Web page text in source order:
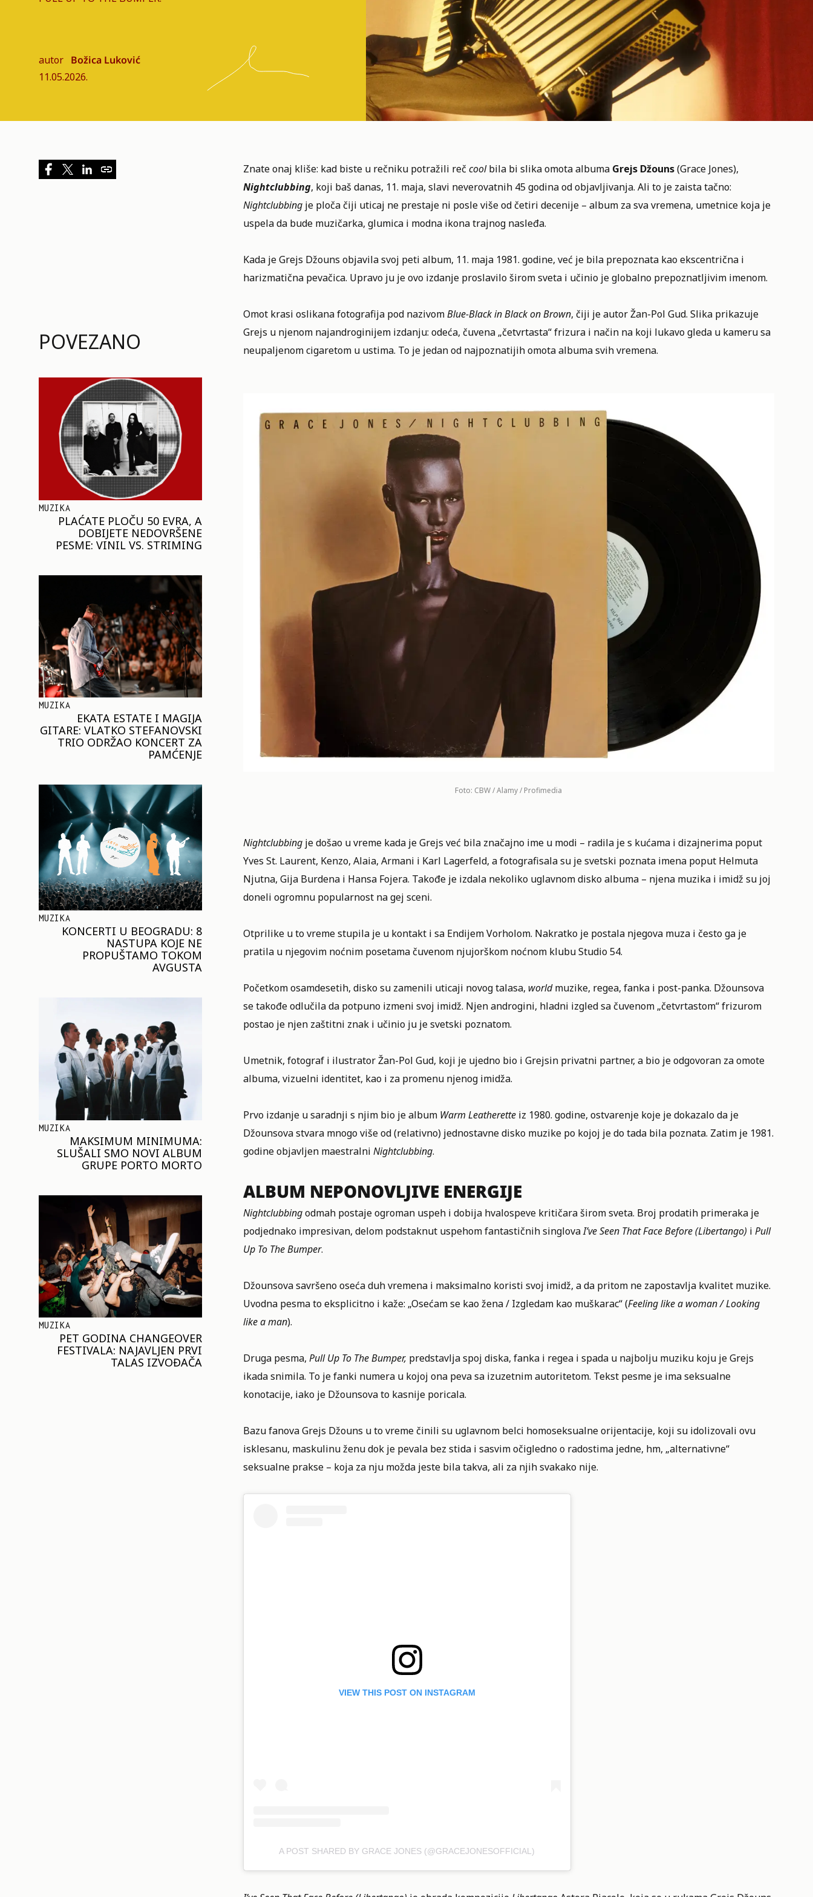
autor Božica Luković
11.05.2026.
POVEZANO
MUZIKA
PLAĆATE PLOČU 50 EVRA, A
DOBIJETE NEDOVRŠENE
PESME: VINIL VS. STRIMING
MUZIKA
EKATA ESTATE I MAGIJA
GITARE: VLATKO STEFANOVSKI
TRIO ODRŽAO KONCERT ZA
PAMĆENJE
MUZIKA
KONCERTI U BEOGRADU: 8
NASTUPA KOJE NE
PROPUŠTAMO TOKOM
AVGUSTA
MUZIKA
MAKSIMUM MINIMUMA:
SLUŠALI SMO NOVI ALBUM
GRUPE PORTO MORTO
MUZIKA
PET GODINA CHANGEOVER
FESTIVALA: NAJAVLJEN PRVI
TALAS IZVOĐAČA
Znate onaj kliše: kad biste u rečniku potražili reč coolbila bi slika omota albuma Grejs Džouns(Grace Jones),
Nightclubbing, koji baš danas, 11. maja, slavi neverovatnih 45 godina od objavljivanja. Ali to je zaista tačno:
Nightclubbingje ploča čiji uticaj ne prestaje ni posle više od četiri decenije – album za sva vremena, umetnice koja je
uspela da bude muzičarka, glumica i modna ikona trajnog nasleđa.
Kada je Grejs Džouns objavila svoj peti album, 11. maja 1981. godine, već je bila prepoznata kao ekscentrična i
harizmatična pevačica. Upravo ju je ovo izdanje proslavilo širom sveta i učinio je globalno prepoznatljivim imenom.
Omot krasi oslikana fotografija pod nazivomBlue-Black in Black on Brown, čiji je autor Žan-Pol Gud. Slika prikazuje
Grejs u njenom najandroginijem izdanju: odeća, čuvena „četvrtasta“ frizura i način na koji lukavo gleda u kameru sa
neupaljenom cigaretom u ustima. To je jedan od najpoznatijih omota albuma svih vremena.
Foto: CBW / Alamy / Profimedia
Nightclubbingje došao u vreme kada je Grejs već bila značajno ime u modi – radila je s kućama i dizajnerima poput
Yves St. Laurent, Kenzo, Alaia, Armani i Karl Lagerfeld, a fotografisala su je svetski poznata imena poput Helmuta
Njutna, Gija Burdena i Hansa Fojera. Takođe je izdala nekoliko uglavnom disko albuma – njena muzika i imidž su joj
doneli ogromnu popularnost na gej sceni.
Otprilike u to vreme stupila je u kontakt i sa Endijem Vorholom. Nakratko je postala njegova muza i često ga je
pratila u njegovim noćnim posetama čuvenom njujorškom noćnom klubu Studio 54.
Početkom osamdesetih, disko su zamenili uticaji novog talasa, worldmuzike, regea, fanka i post-panka. Džounsova
se takođe odlučila da potpuno izmeni svoj imidž. Njen androgini, hladni izgled sa čuvenom „četvrtastom“ frizurom
postao je njen zaštitni znak i učinio ju je svetski poznatom.
Umetnik, fotograf i ilustrator Žan-Pol Gud, koji je ujedno bio i Grejsin privatni partner, a bio je odgovoran za omote
albuma, vizuelni identitet, kao i za promenu njenog imidža.
Prvo izdanje u saradnji s njim bio je album Warm Leatheretteiz 1980. godine, ostvarenje koje je dokazalo da je
Džounsova stvara mnogo više od (relativno) jednostavne disko muzike po kojoj je do tada bila poznata. Zatim je 1981.
godine objavljen maestralni Nightclubbing.
ALBUM NEPONOVLJIVE ENERGIJE
Nightclubbingodmah postaje ogroman uspeh i dobija hvalospeve kritičara širom sveta. Broj prodatih primeraka je
podjednako impresivan, delom podstaknut uspehom fantastičnih singlovaI’ve Seen That Face Before (Libertango) i Pull
Up To The Bumper.
Džounsova savršeno oseća duh vremena i maksimalno koristi svoj imidž, a da pritom ne zapostavlja kvalitet muzike.
Uvodna pesma to eksplicitno i kaže: „Osećam se kao žena / Izgledam kao muškarac“ (Feeling like a woman / Looking
like a man).
Druga pesma, Pull Up To The Bumper, predstavlja spoj diska, fanka i regea i spada u najbolju muziku koju je Grejs
ikada snimila. To je fanki numera u kojoj ona peva sa izuzetnim autoritetom. Tekst pesme je ima seksualne
konotacije, iako je Džounsova to kasnije poricala.
Bazu fanova Grejs Džouns u to vreme činili su uglavnom belci homoseksualne orijentacije, koji su idolizovali ovu
isklesanu, maskulinu ženu dok je pevala bez stida i sasvim očigledno o radostima jedne, hm, „alternativne“
seksualne prakse – koja za nju možda jeste bila takva, ali za njih svakako nije.
VIEW THIS POST ON INSTAGRAM
A POST SHARED BY GRACE JONES (@GRACEJONESOFFICIAL)